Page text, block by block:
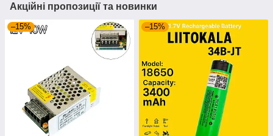
Акційні пропозиції та новинки
–15% –15%